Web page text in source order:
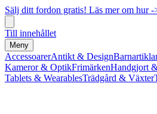
Sälj ditt fordon gratis! Läs mer om hur -
Till innehållet
Meny
AccessoarerAntikt & Design
Kameror & OptikFrimärkenHandgjort
Tablets & WearablesTrädgård & Växter